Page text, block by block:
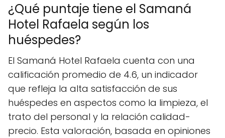
¿Qué puntaje tiene el Samaná
Hotel Rafaela según los
huéspedes?
El Samaná Hotel Rafaela cuenta con una
calificación promedio de 4.6, un indicador
que refleja la alta satisfacción de sus
huéspedes en aspectos como la limpieza, el
trato del personal y la relación calidad-
precio. Esta valoración, basada en opiniones